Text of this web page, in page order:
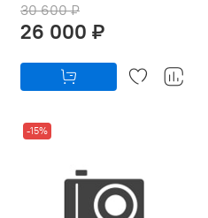
30 600 ₽
26 000 ₽
-15%